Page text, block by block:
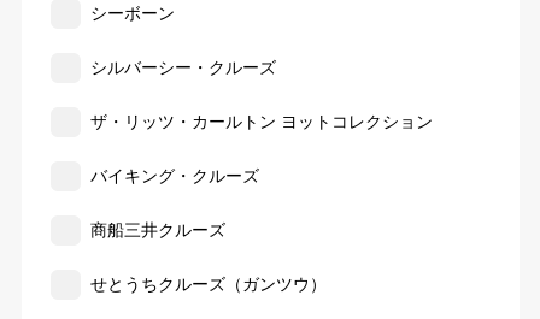
シーボーン
シルバーシー・クルーズ
ザ・リッツ・カールトン ヨットコレクション
バイキング・クルーズ
商船三井クルーズ
せとうちクルーズ（ガンツウ）